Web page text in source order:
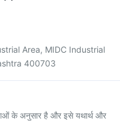
Area, MIDC Industrial
400703
के अनुसार है और इसे यथार्थ और